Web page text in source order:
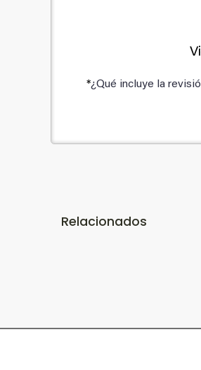
*¿Qué incluye la
Relacionados